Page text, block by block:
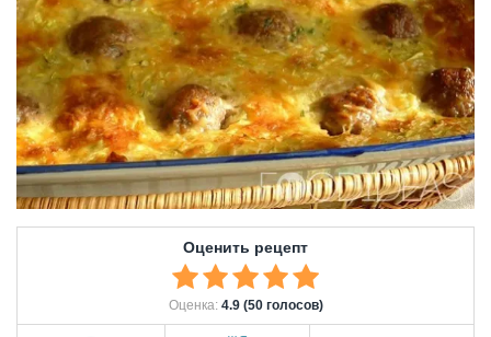
Оценить рецепт
Оценка: 4.9 (50 голосов)